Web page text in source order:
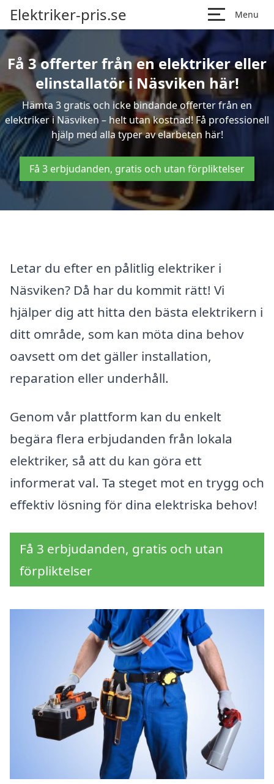
Elektriker-pris.se Menu
Få 3 offerter från en elektriker eller
elinstallatör i Näsviken här!
Hämta 3 gratis och icke bindande offerter från en
elektriker i Näsviken – helt utan kostnad! Få professionell
hjälp med alla typer av elarbeten här!
Få 3 erbjudanden, gratis och utan förpliktelser
Letar du efter en pålitlig elektriker i
Näsviken? Då har du kommit rätt! Vi
hjälper dig att hitta den bästa elektrikern i
ditt område, som kan möta dina behov
oavsett om det gäller installation,
reparation eller underhåll.
Genom vår plattform kan du enkelt
begära flera erbjudanden från lokala
elektriker, så att du kan göra ett
informerat val. Ta steget mot en trygg och
effektiv lösning för dina elektriska behov!
Få 3 erbjudanden, gratis och utan
förpliktelser